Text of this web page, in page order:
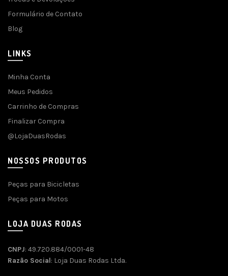
Formulário de Contato
Blog
LINKS
Minha Conta
Meus Pedidos
Carrinho de Compras
Finalizar Compra
@LojaDuasRodas
NOSSOS PRODUTOS
Peças para Bicicletas
Peças para Motos
LOJA DUAS RODAS
CNPJ: 49.720.884/0001-48
Razão Social: Loja Duas Rodas Ltda.